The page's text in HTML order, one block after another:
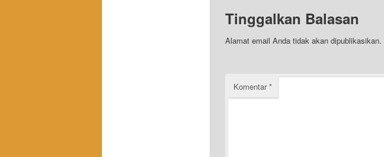
Tinggalkan Balasan
Alamat email Anda tidak akan dipublikasikan.
Komentar*